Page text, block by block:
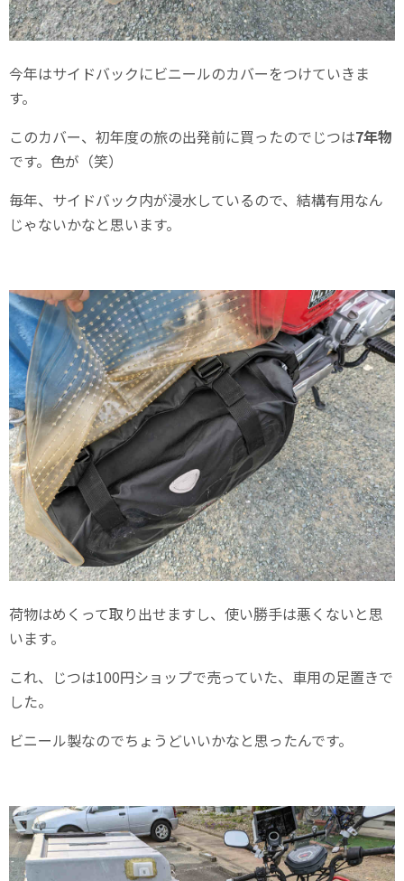
今年はサイドバックにビニールのカバーをつけていきま
す。
このカバー、初年度の旅の出発前に買ったのでじつは7年物
です。色が（笑）
毎年、サイドバック内が浸水しているので、結構有用なん
じゃないかなと思います。
荷物はめくって取り出せますし、使い勝手は悪くないと思
います。
これ、じつは100円ショップで売っていた、車用の足置きで
した。
ビニール製なのでちょうどいいかなと思ったんです。